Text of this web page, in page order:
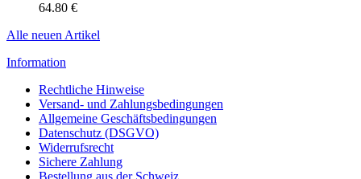
64.80 €
Alle neuen Artikel
Information
Rechtliche Hinweise
Versand- und Zahlungsbedingungen
Allgemeine Geschäftsbedingungen
Datenschutz (DSGVO)
Widerrufsrecht
Sichere Zahlung